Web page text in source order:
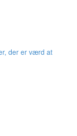
der er værd at